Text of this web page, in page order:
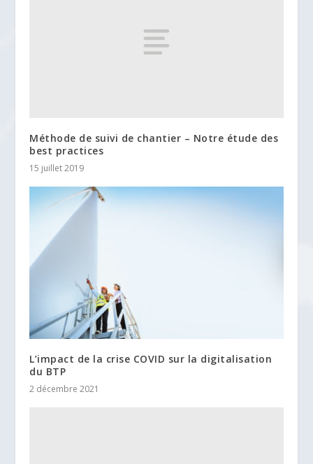
Méthode de suivi de chantier – Notre étude des
best practices
15 juillet 2019
L’impact de la crise COVID sur la digitalisation
du BTP
2 décembre 2021